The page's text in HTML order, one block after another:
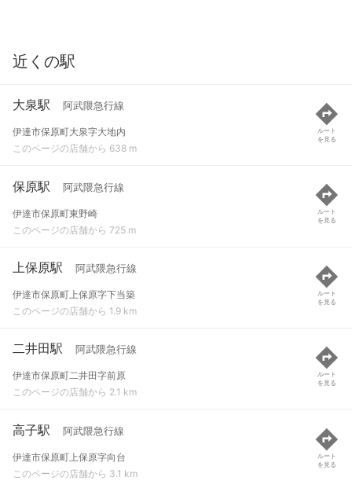
近くの駅
大泉駅 阿武隈急行線
伊達市保原町大泉字大地内
このページの店舗から 638 m
ルート
を見る
保原駅 阿武隈急行線
伊達市保原町東野崎
このページの店舗から 725 m
ルート
を見る
上保原駅 阿武隈急行線
伊達市保原町上保原字下当築
このページの店舗から 1.9 km
ルート
を見る
二井田駅 阿武隈急行線
伊達市保原町二井田字前原
このページの店舗から 2.1 km
ルート
を見る
高子駅 阿武隈急行線
伊達市保原町上保原字向台
このページの店舗から 3.1 km
ルート
を見る